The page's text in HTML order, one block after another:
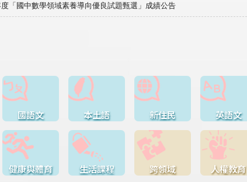
「國中數學領域素養導向優良試題甄選」成績公告
國語文 本土語 新住民 英語文
健康與體育 生活課程 跨領域 人權教育